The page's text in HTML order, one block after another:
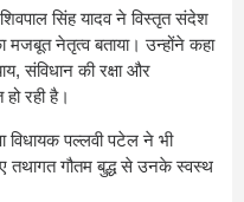
सिंह यादव ने विस्तृत संदेश
मजबूत नेतृत्व बताया। उन्होंने कहा
संविधान की रक्षा और
रही है।
विधायक पल्लवी पटेल ने भी
तथागत गौतम बुद्ध से उनके स्वस्थ